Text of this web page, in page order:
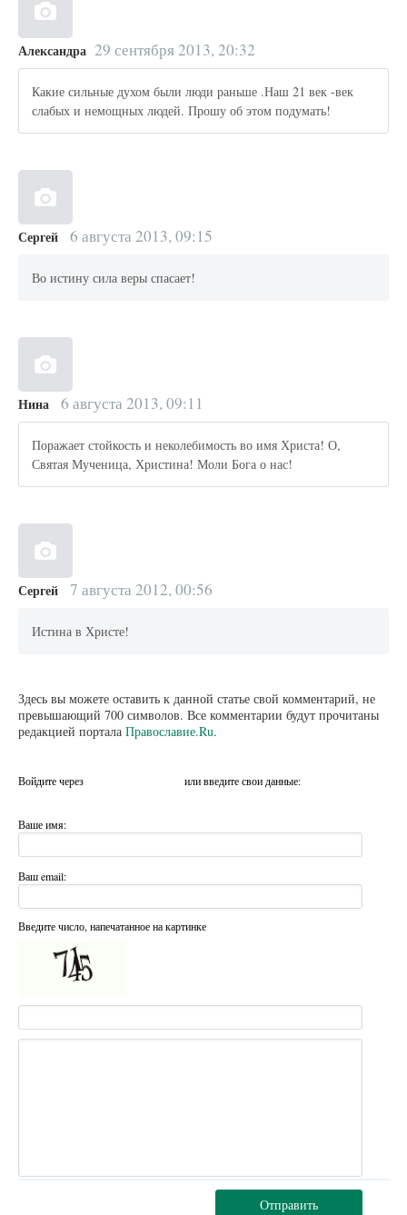
Александра 29 сентября 2013, 20:32
Какие сильные духом были люди раньше .Наш 21 век -век
слабых и немощных людей. Прошу об этом подумать!
Сергей 6 августа 2013, 09:15
Во истину сила веры спасает!
Нина 6 августа 2013, 09:11
Поражает стойкость и неколебимость во имя Христа! О,
Святая Мученица, Христина! Моли Бога о нас!
Сергей 7 августа 2012, 00:56
Истина в Христе!
Здесь вы можете оставить к данной статье свой комментарий, не
превышающий 700 символов. Все комментарии будут прочитаны
редакцией портала Православие.Ru.
Войдите через или введите свои данные:
Ваше имя:
Ваш email:
Введите число, напечатанное на картинке
Отправить